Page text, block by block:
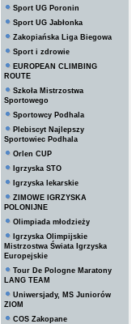
Sport UG Poronin
Sport UG Jabłonka
Zakopiańska Liga Biegowa
Sport i zdrowie
EUROPEAN CLIMBING
ROUTE
Szkoła Mistrzostwa
Sportowego
Sportowcy Podhala
Plebiscyt Najlepszy
Sportowiec Podhala
Orlen CUP
Igrzyska STO
Igrzyska lekarskie
ZIMOWE IGRZYSKA
POLONIJNE
Olimpiada młodzieży
Igrzyska Olimpijskie
Mistrzostwa Świata Igrzyska
Europejskie
Tour De Pologne Maratony
LANG TEAM
Uniwersjady, MS Juniorów
ZIOM
COS Zakopane